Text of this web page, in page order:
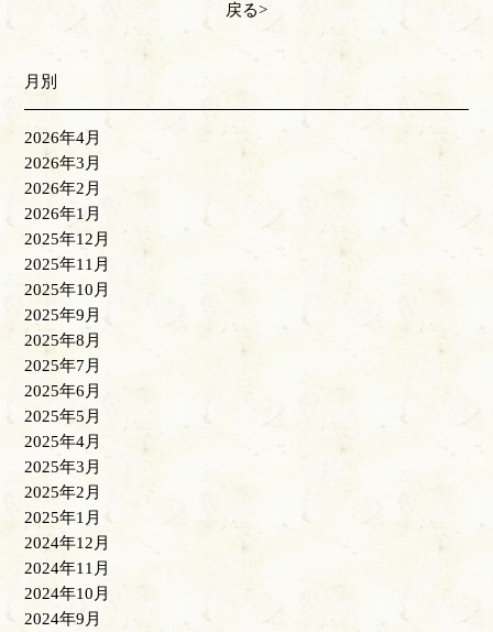
戻る
月別
2026年4月
2026年3月
2026年2月
2026年1月
2025年12月
2025年11月
2025年10月
2025年9月
2025年8月
2025年7月
2025年6月
2025年5月
2025年4月
2025年3月
2025年2月
2025年1月
2024年12月
2024年11月
2024年10月
2024年9月